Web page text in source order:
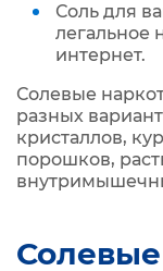
Соль для
легальное
интернет.
Солевые
разных
кристаллов,
порошков,